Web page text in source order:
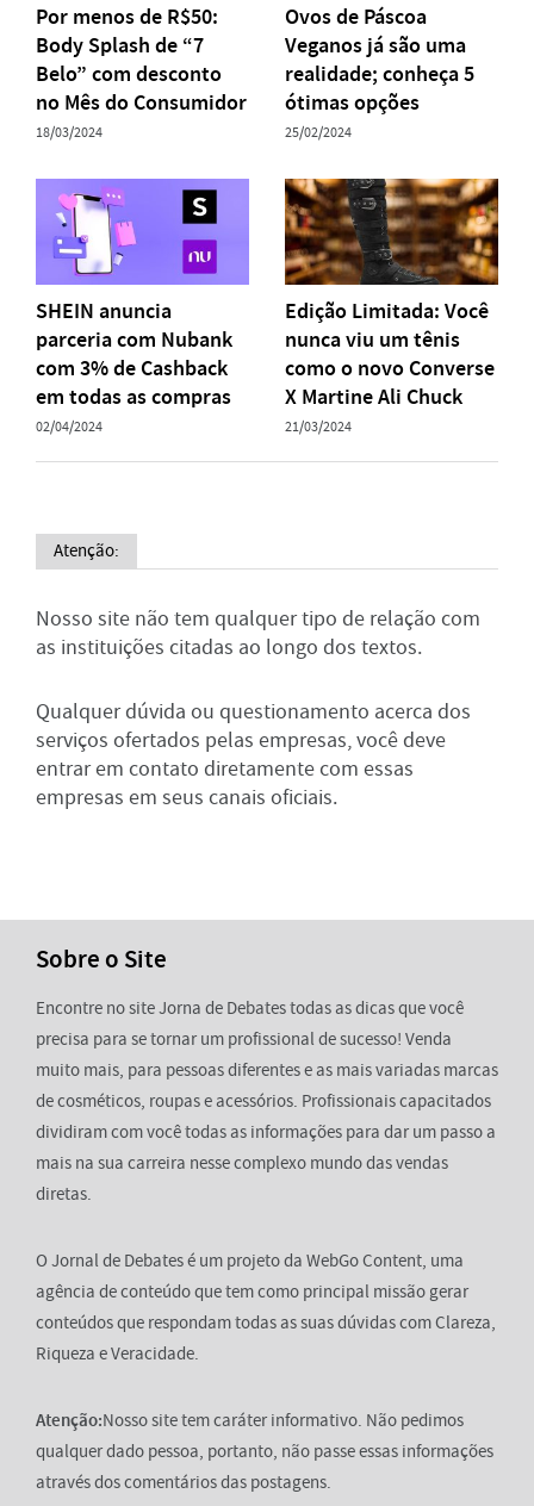
Por menos de R$50:
Body Splash de “7
Belo” com desconto
no Mês do Consumidor
18/03/2024
Ovos de Páscoa
Veganos já são uma
realidade; conheça 5
ótimas opções
25/02/2024
SHEIN anuncia
parceria com Nubank
com 3% de Cashback
em todas as compras
02/04/2024
Edição Limitada: Você
nunca viu um tênis
como o novo Converse
X Martine Ali Chuck
21/03/2024
Atenção:
Nosso site não tem qualquer tipo de relação com
as instituições citadas ao longo dos textos.
Qualquer dúvida ou questionamento acerca dos
serviços ofertados pelas empresas, você deve
entrar em contato diretamente com essas
empresas em seus canais oficiais.
Sobre o Site
Encontre no site Jorna de Debates todas as dicas que você
precisa para se tornar um profissional de sucesso! Venda
muito mais, para pessoas diferentes e as mais variadas marcas
de cosméticos, roupas e acessórios. Profissionais capacitados
dividiram com você todas as informações para dar um passo a
mais na sua carreira nesse complexo mundo das vendas
diretas.
O Jornal de Debates é um projeto da WebGo Content, uma
agência de conteúdo que tem como principal missão gerar
conteúdos que respondam todas as suas dúvidas com Clareza,
Riqueza e Veracidade.
Atenção:Nosso site tem caráter informativo. Não pedimos
qualquer dado pessoa, portanto, não passe essas informações
através dos comentários das postagens.